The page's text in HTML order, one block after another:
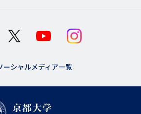
ーシャルメディア一覧